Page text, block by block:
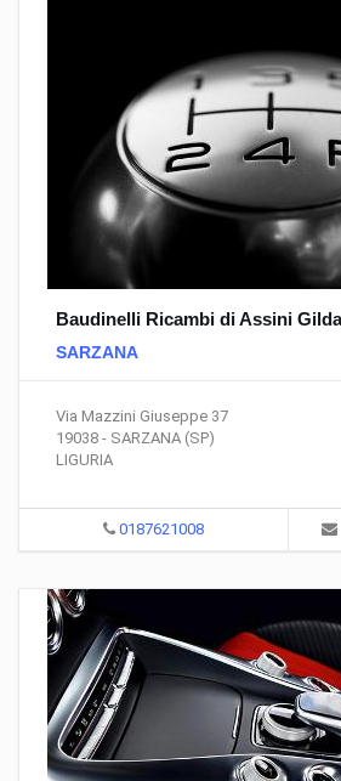
Baudinelli Ricambi di Assini
SARZANA
Via Mazzini Giuseppe 37
19038 - SARZANA (SP)
LIGURIA
0187621008